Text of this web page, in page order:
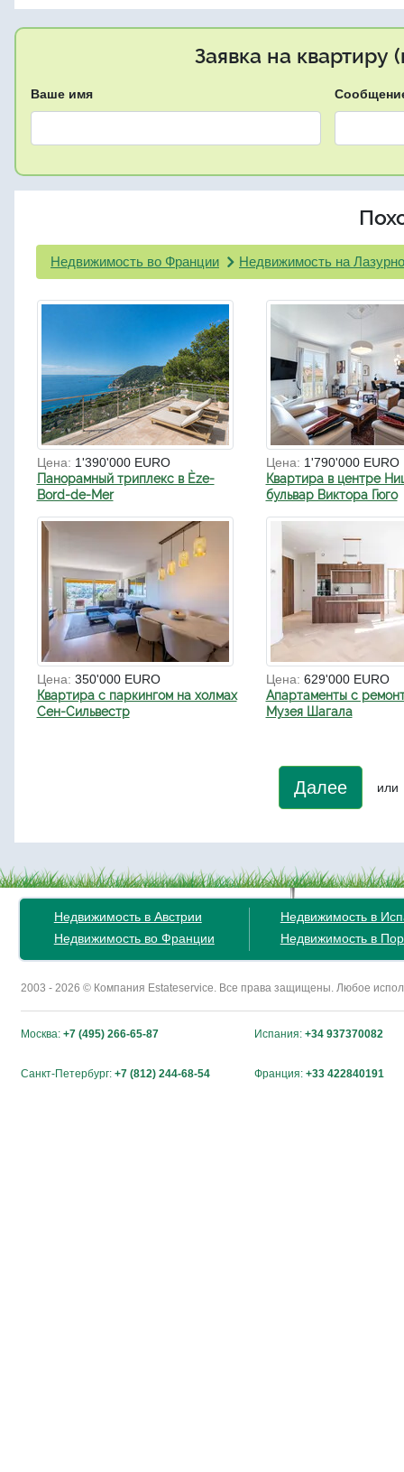
Заявка на квартиру
Ваше имя
Недвижимость во Франции Недвижимость на
Цена: 1'390'000 EURO
Панорамный триплекс в Èze-
Bord-de-Mer
Цена: 1'790'000 EURO
Квартира в центре
бульвар Виктора Гюго
Цена: 350'000 EURO
Квартира с паркингом на холмах
Сен-Сильвестр
Цена: 629'000 EURO
Апартаменты с
Музея Шагала
Далее или
Недвижимость в Австрии
Недвижимость во Франции
Недвижимость в
Недвижимость в
2003 - 2026 © Компания Estateservice. Все права защищены. Любое
Москва: +7 (495) 266-65-87 Испания: +34 937370082
Санкт-Петербург: +7 (812) 244-68-54 Франция: +33 422840191